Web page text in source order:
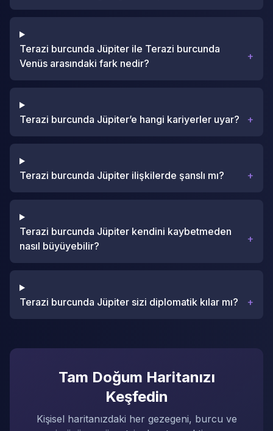
Terazi burcunda Jüpiter ile Terazi burcunda
Venüs arasındaki fark nedir?
+
Terazi burcunda Jüpiter’e hangi kariyerler uyar? +
Terazi burcunda Jüpiter ilişkilerde şanslı mı? +
Terazi burcunda Jüpiter kendini kaybetmeden
nasıl büyüyebilir?
+
Terazi burcunda Jüpiter sizi diplomatik kılar mı? +
Tam Doğum Haritanızı
Keşfedin
Kişisel haritanızdaki her gezegeni, burcu ve